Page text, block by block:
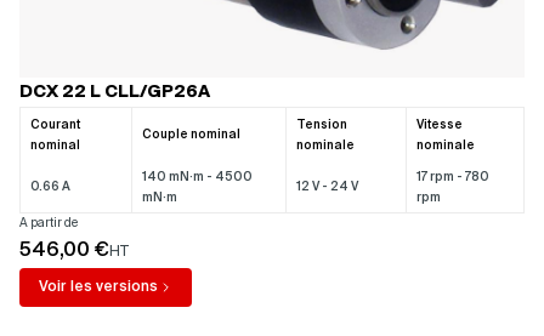
DCX 22 L CLL/GP26A
Courant
nominal
Couple nominal
Tension
nominale
Vitesse
nominale
0.66 A
140 mN·m - 4500
mN·m
12 V - 24 V
17 rpm - 780
rpm
A partir de
546,00 €HT
Voir les versions